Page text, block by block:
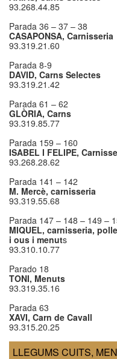
93.268.44.85
Parada 36 – 37 – 38
CASAPONSA, Carnisseria
93.319.21.60
Parada 8-9
DAVID, Carns Selectes
93.319.21.42
Parada 61 – 62
GLÒRIA, Carns
93.319.85.77
Parada 159 – 160
ISABEL I FELIPE,
93.268.28.62
Parada 141 – 142
M. Mercè, carnisseria
93.319.55.68
Parada 147 – 148 – 149 –
MIQUEL, carnisseria,
i ous i menuts
93.310.10.77
Parado 18
TONI, Menuts
93.319.35.16
Parada 63
XAVI, Carn de Cavall
93.315.20.25
LLEGUMS CUITS,